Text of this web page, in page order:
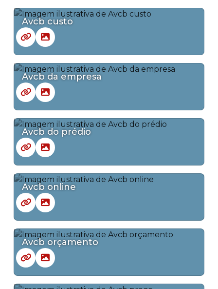
Avcb custo
Avcb da empresa
Avcb do prédio
Avcb online
Avcb orçamento